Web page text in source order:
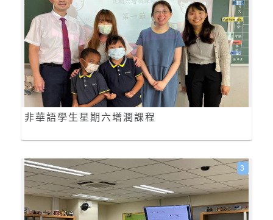
非華語學生星期六增潤課程
3